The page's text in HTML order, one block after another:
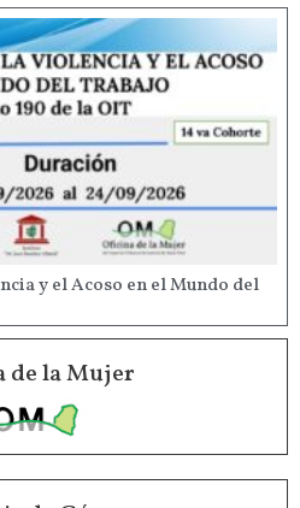
y el Acoso en el Mundo del
de la Mujer